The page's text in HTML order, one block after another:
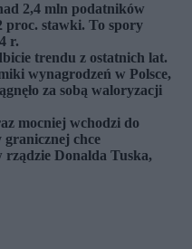
2,4 mln podatników
proc. stawki. To spory
r.
trendu z ostatnich lat.
wynagrodzeń w Polsce,
za sobą waloryzacji
mocniej wchodzi do
chce
rządzie Donalda Tuska,